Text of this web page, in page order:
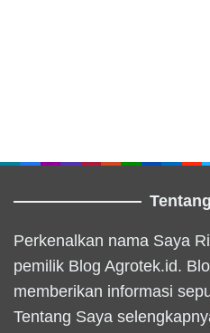
Perkenalkan nama Saya
pemilik Blog Agrotek.id.
memberikan informasi
Tentang Saya